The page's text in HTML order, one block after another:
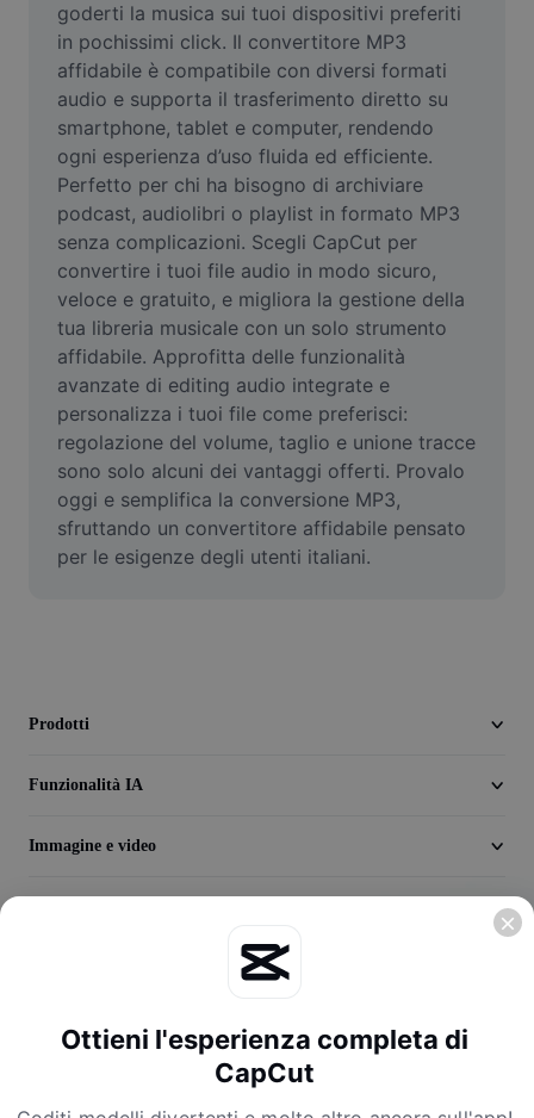
Video
Rimuovi sfondo video
Miglioramento della qualità
Editor video
Taglia video
Aggiungi sottotitoli al video
Convertitore video
goderti la musica sui tuoi dispositivi preferiti
in pochissimi click. Il convertitore MP3
affidabile è compatibile con diversi formati
audio e supporta il trasferimento diretto su
smartphone, tablet e computer, rendendo
ogni esperienza d’uso fluida ed efficiente.
Perfetto per chi ha bisogno di archiviare
podcast, audiolibri o playlist in formato MP3
senza complicazioni. Scegli CapCut per
convertire i tuoi file audio in modo sicuro,
veloce e gratuito, e migliora la gestione della
tua libreria musicale con un solo strumento
affidabile. Approfitta delle funzionalità
avanzate di editing audio integrate e
personalizza i tuoi file come preferisci:
regolazione del volume, taglio e unione tracce
sono solo alcuni dei vantaggi offerti. Provalo
oggi e semplifica la conversione MP3,
sfruttando un convertitore affidabile pensato
per le esigenze degli utenti italiani.
Prodotti
Funzionalità IA
Immagine e video
Ottieni l'esperienza completa di
CapCut